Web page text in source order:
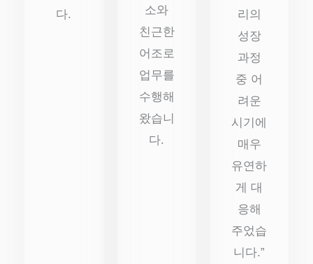
다.
소와
친근한
어조로
업무를
수행해
왔습니
다.
리의
성장
과정
중 어
려운
시기에
매우
유연하
게 대
응해
주었습
니다.”